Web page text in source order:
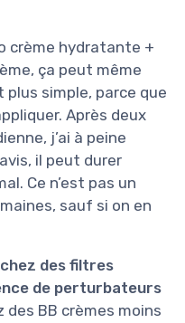
crème hydratante +
ça peut même
simple, parce que
Après deux
j’ai à peine
il peut durer
Ce n’est pas un
sauf si on en
des filtres
de perturbateurs
des BB crèmes moins